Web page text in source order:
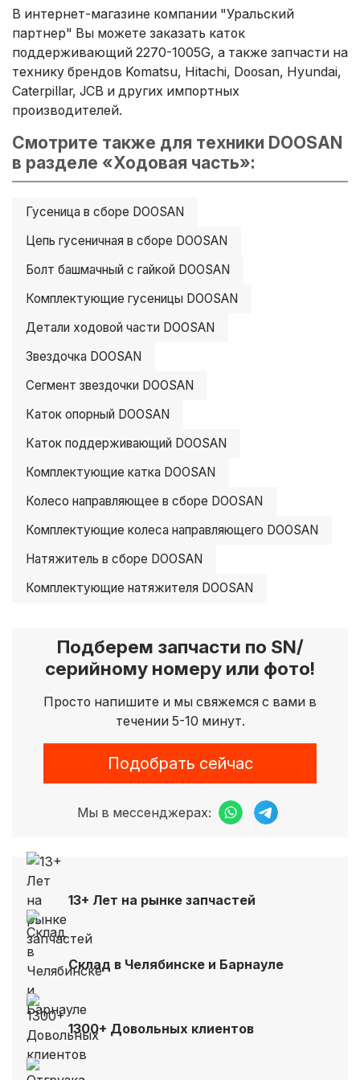
В интернет-магазине компании "Уральский
партнер" Вы можете заказать каток
поддерживающий 2270-1005G, а также запчасти на
технику брендов Komatsu, Hitachi, Doosan, Hyundai,
Caterpillar, JCB и других импортных
производителей.
Смотрите также для техники DOOSAN
в разделе «Ходовая часть»:
Гусеница в сборе DOOSAN
Цепь гусеничная в сборе DOOSAN
Болт башмачный с гайкой DOOSAN
Комплектующие гусеницы DOOSAN
Детали ходовой части DOOSAN
Звездочка DOOSAN
Сегмент звездочки DOOSAN
Каток опорный DOOSAN
Каток поддерживающий DOOSAN
Комплектующие катка DOOSAN
Колесо направляющее в сборе DOOSAN
Комплектующие колеса направляющего DOOSAN
Натяжитель в сборе DOOSAN
Комплектующие натяжителя DOOSAN
Подберем запчасти по SN/
серийному номеру или фото!
Просто напишите и мы свяжемся с вами в
течении 5-10 минут.
Подобрать сейчас
Мы в мессенджерах:
13+ Лет на рынке запчастей
Склад в Челябинске и Барнауле
1300+ Довольных клиентов